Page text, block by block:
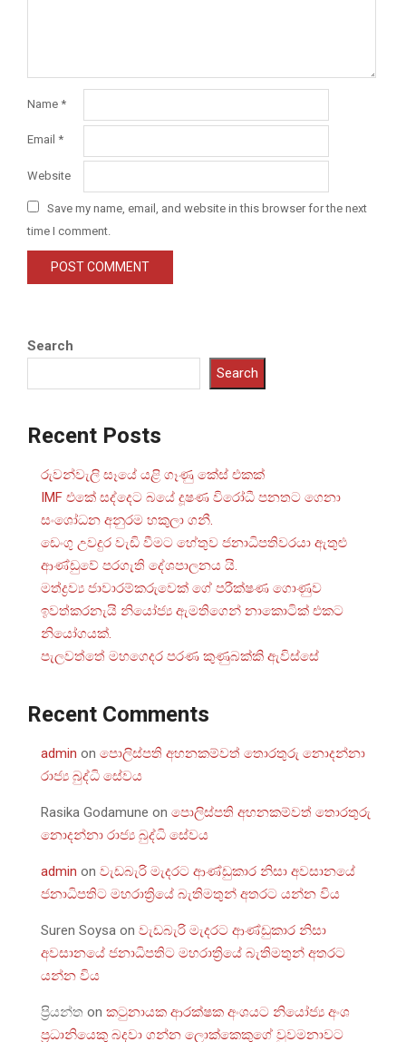
Name *
Email *
Website
Save my name, email, and website in this browser for the next
time I comment.
Search
Search
Recent Posts
රුවන්වැලි සෑයේ යළි ගෑණු කේස් එකක්
IMF එකේ සද්දෙට බයේ දූෂණ විරෝධී පනතට ගෙනා
සංශෝධන අනුරම හකුලා ගනී.
ඩෙංගු උවදුර වැඩි වීමට හේතුව ජනාධිපතිවරයා ඇතුළු
ආණ්ඩුවේ පරගැති දේශපාලනය යි.
මත්ද්‍රව්‍ය ජාවාරම්කරුවෙක් ගේ පරීක්ෂණ ගොණුව
ඉවත්කරනැයි නියෝජ්‍ය ඇමතිගෙන් නාකොටික් එකට
නියෝගයක්.
පැලවත්තේ මහගෙදර පරණ කුණුබක්කි ඇවිස්සේ
Recent Comments
admin on පොලිස්පති අහනකම්වත් තොරතුරු නොදන්නා
රාජ්‍ය බුද්ධි සේවය
Rasika Godamune on පොලිස්පති අහනකම්වත් තොරතුරු
නොදන්නා රාජ්‍ය බුද්ධි සේවය
admin on වැඩබැරි මැදරට ආණ්ඩුකාර නිසා අවසානයේ
ජනාධිපතිට මහරාත්‍රියේ බැතිමතුන් අතරට යන්න විය
Suren Soysa on වැඩබැරි මැදරට ආණ්ඩුකාර නිසා
අවසානයේ ජනාධිපතිට මහරාත්‍රියේ බැතිමතුන් අතරට
යන්න විය
ප්‍රියන්ත on කටුනායක ආරක්ෂක අංශයට නියෝජ්‍ය අංශ
ප්‍රධානියෙකු බදවා ගන්න ලොක්කෙකුගේ වුවමනාවට